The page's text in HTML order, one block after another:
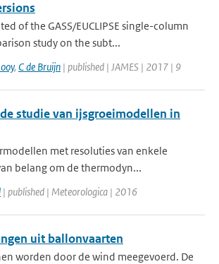
of the GASS/EUCLIPSE single-column
study on the subt...
, C de Bruijn | published | JAMES | 2017 | 9
studie van ijsgroeimodellen in
met resoluties van enkele
belang om de thermodyn...
| published | Meteorologica | 2016
uit ballonvaarten
worden door de wind meegevoerd. De